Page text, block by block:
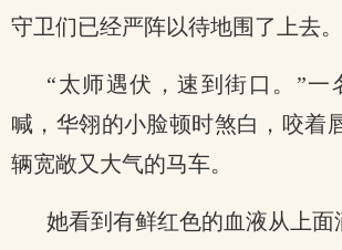
守卫们已经严阵以待地围了上去。
“太师遇伏，速到街口。”一
喊，华翎的小脸顿时煞白，咬着
辆宽敞又大气的马车。
她看到有鲜红色的血液从上